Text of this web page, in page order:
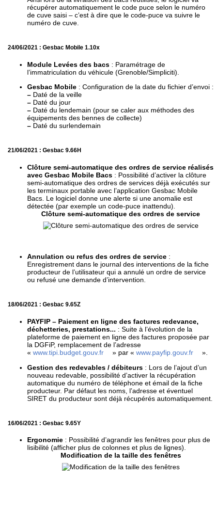
récupérer automatiquement le code puce selon le numéro
de cuve saisi – c’est à dire que le code-puce va suivre le
numéro de cuve.
24/06/2021 : Gesbac Mobile 1.10x
Module Levées des bacs : Paramétrage de
l’immatriculation du véhicule (Grenoble/Simpliciti).
Gesbac Mobile : Configuration de la date du fichier d’envoi :
– Daté de la veille
– Daté du jour
– Daté du lendemain (pour se caler aux méthodes des
équipements des bennes de collecte)
– Daté du surlendemain
21/06/2021 : Gesbac 9.66H
Clôture semi-automatique des ordres de service réalisés
avec Gesbac Mobile Bacs : Possibilité d’activer la clôture
semi-automatique des ordres de services déjà exécutés sur
les terminaux portable avec l’application Gesbac Mobile
Bacs. Le logiciel donne une alerte si une anomalie est
détectée (par exemple un code-puce inattendu).
Clôture semi-automatique des ordres de service
Annulation ou refus des ordres de service :
Enregistrement dans le journal des interventions de la fiche
producteur de l’utilisateur qui a annulé un ordre de service
ou refusé une demande d’intervention.
18/06/2021 : Gesbac 9.65Z
PAYFIP – Paiement en ligne des factures redevance,
déchetteries, prestations... : Suite à l’évolution de la
plateforme de paiement en ligne des factures proposée par
la DGFiP, remplacement de l’adresse
« www.tipi.budget.gouv.fr » par « www.payfip.gouv.fr
».
Gestion des redevables / débiteurs : Lors de l’ajout d’un
nouveau redevable, possibilité d’activer la récupération
automatique du numéro de téléphone et émail de la fiche
producteur. Par défaut les noms, l’adresse et éventuel
SIRET du producteur sont déjà récupérés automatiquement.
16/06/2021 : Gesbac 9.65Y
Ergonomie : Possibilité d’agrandir les fenêtres pour plus de
lisibilité (afficher plus de colonnes et plus de lignes).
Modification de la taille des fenêtres